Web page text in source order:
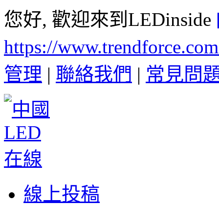
您好, 歡迎來到LEDinside
https://
管理 | 聯絡我們 | 常見問
線上投稿